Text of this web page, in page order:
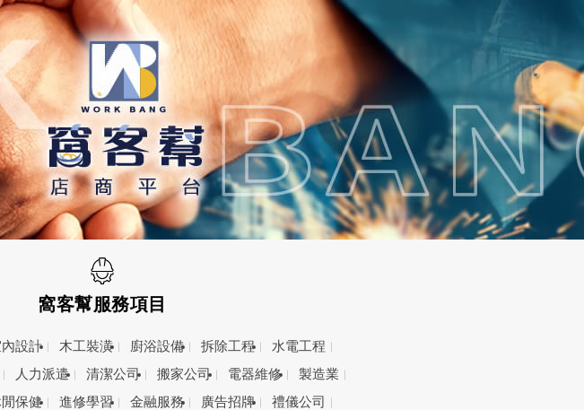
窩客幫服務項目
設計 木工裝潢 廚浴設備 拆除工程
水電工程
人力派遣 清潔公司 搬家公司 電器維修
製造業
保健 進修學習 金融服務 廣告招牌
禮儀公司